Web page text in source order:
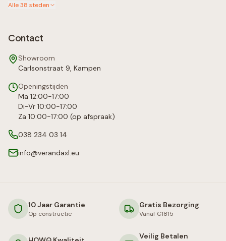
Alle38 steden
Contact
Showroom
Carlsonstraat 9, Kampen
Openingstijden
Ma 12:00-17:00
Di-Vr 10:00-17:00
Za 10:00-17:00 (op afspraak)
038 234 03 14
info@verandaxl.eu
10 Jaar Garantie
Op constructie
Gratis Bezorging
Vanaf €1815
Veilig Betalen